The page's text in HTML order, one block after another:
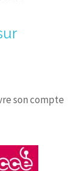
son compte